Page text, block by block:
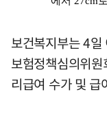
보건복지부는 4
보험정책심의위
리급여 수가 및 급